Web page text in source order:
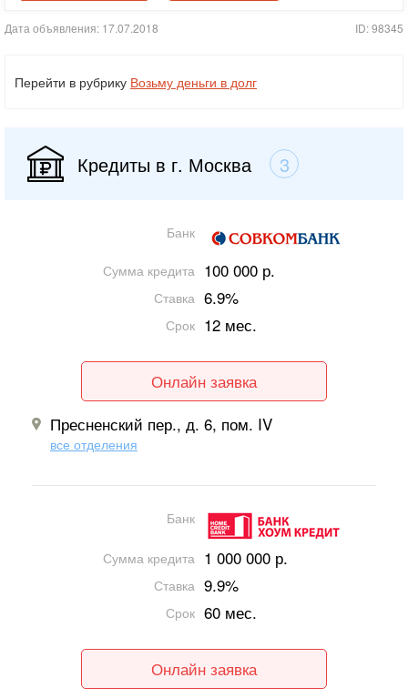
Дата объявления: 17.07.2018 ID: 98345
Перейти в рубрику Возьму деньги в долг
Кредиты в г. Москва 3
Банк
Сумма кредита 100 000 р.
Ставка 6.9%
Срок 12 мес.
Онлайн заявка
Пресненский пер., д. 6, пом. IV
все отделения
Банк
Сумма кредита 1 000 000 р.
Ставка 9.9%
Срок 60 мес.
Онлайн заявка